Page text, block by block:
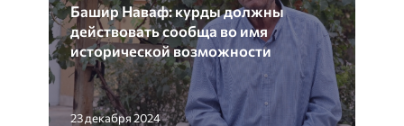
Башир Наваф: курды должны
действовать сообща во имя
исторической возможности
23 декабря 2024